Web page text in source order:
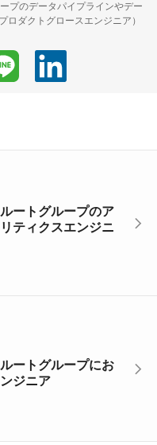
プのデータパイプラインやデー
ロダクトグロースエンジニア）
ートグループのア
ティクスエンジニ
ートグループにお
ジニア